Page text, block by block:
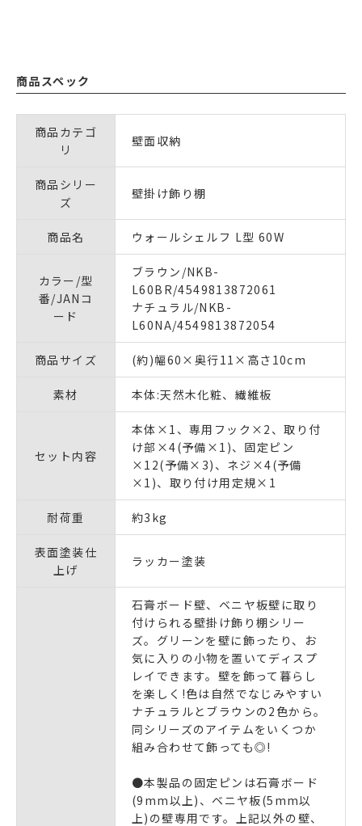
商品スペック
商品カテゴ
リ
壁面収納
商品シリー
ズ
壁掛け飾り棚
商品名 ウォールシェルフ L型 60W
カラー/型
番/JANコ
ード
ブラウン/NKB-
L60BR/4549813872061
ナチュラル/NKB-
L60NA/4549813872054
商品サイズ (約)幅60×奥行11×高さ10cm
素材 本体:天然木化粧、繊維板
セット内容
本体×1、専用フック×2、取り付
け部×4(予備×1)、固定ピン
×12(予備×3)、ネジ×4(予備
×1)、取り付け用定規×1
耐荷重 約3kg
表面塗装仕
上げ
ラッカー塗装
石膏ボード壁、ベニヤ板壁に取り
付けられる壁掛け飾り棚シリー
ズ。グリーンを壁に飾ったり、お
気に入りの小物を置いてディスプ
レイできます。壁を飾って暮らし
を楽しく!色は自然でなじみやすい
ナチュラルとブラウンの2色から。
同シリーズのアイテムをいくつか
組み合わせて飾っても◎!
●本製品の固定ピンは石膏ボード
(9mm以上)、ベニヤ板(5mm以
上)の壁専用です。上記以外の壁、